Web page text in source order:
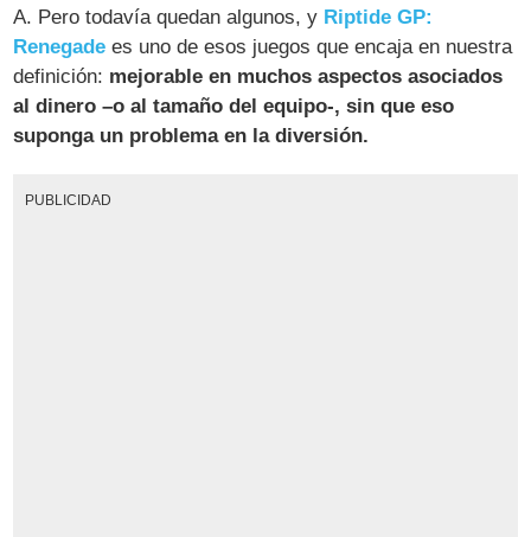
A. Pero todavía quedan algunos, y Riptide GP:
Renegade es uno de esos juegos que encaja en nuestra
definición: mejorable en muchos aspectos asociados
al dinero –o al tamaño del equipo-, sin que eso
suponga un problema en la diversión.
PUBLICIDAD